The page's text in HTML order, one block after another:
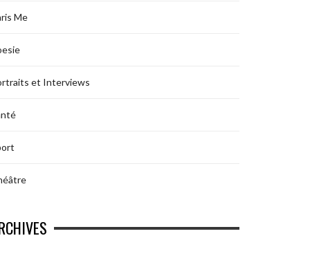
Me
et Interviews